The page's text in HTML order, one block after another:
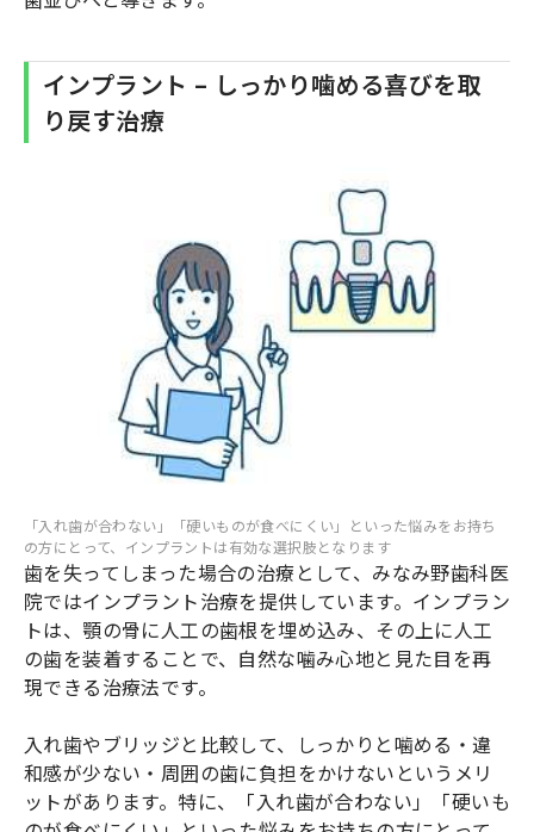
インプラント – しっかり噛める喜びを取
り戻す治療
「入れ歯が合わない」「硬いものが食べにくい」といった悩みをお持ち
の方にとって、インプラントは有効な選択肢となります
歯を失ってしまった場合の治療として、みなみ野歯科医
院ではインプラント治療を提供しています。インプラン
トは、顎の骨に人工の歯根を埋め込み、その上に人工
の歯を装着することで、自然な噛み心地と見た目を再
現できる治療法です。
入れ歯やブリッジと比較して、しっかりと噛める・違
和感が少ない・周囲の歯に負担をかけないというメリ
ットがあります。特に、「入れ歯が合わない」「硬いも